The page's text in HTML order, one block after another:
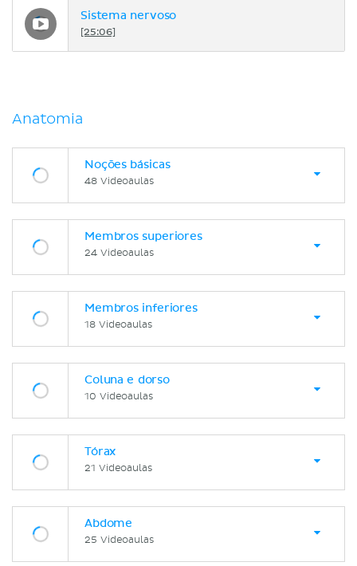
Sistema nervoso
[25:06]
Anatomia
Noções básicas
48 Videoaulas
Membros superiores
24 Videoaulas
Membros inferiores
18 Videoaulas
Coluna e dorso
10 Videoaulas
Tórax
21 Videoaulas
Abdome
25 Videoaulas